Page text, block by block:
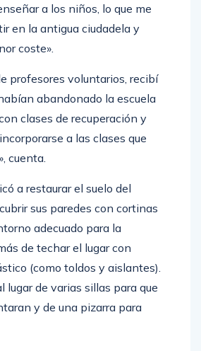
a los niños, lo que me
en la antigua ciudadela y
coste».
profesores voluntarios, recibí
abandonado la escuela
clases de recuperación y
a las clases que
cuenta.
a restaurar el suelo del
sus paredes con cortinas
adecuado para la
de techar el lugar con
(como toldos y aislantes).
lugar de varias sillas para que
y de una pizarra para